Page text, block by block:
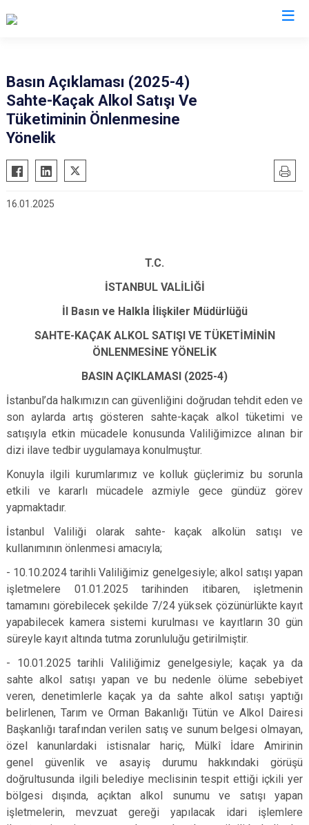
Basın Açıklaması (2025-4)
Sahte-Kaçak Alkol Satışı Ve
Tüketiminin Önlenmesine
Yönelik
16.01.2025
T.C.
İSTANBUL VALİLİĞİ
İl Basın ve Halkla İlişkiler Müdürlüğü
SAHTE-KAÇAK ALKOL SATIŞI VE TÜKETİMİNİN
ÖNLENMESİNE YÖNELİK
BASIN AÇIKLAMASI (2025-4)
İstanbul’da halkımızın can güvenliğini doğrudan tehdit eden ve
son aylarda artış gösteren sahte-kaçak alkol tüketimi ve
satışıyla etkin mücadele konusunda Valiliğimizce alınan bir
dizi ilave tedbir uygulamaya konulmuştur.
Konuyla ilgili kurumlarımız ve kolluk güçlerimiz bu sorunla
etkili ve kararlı mücadele azmiyle gece gündüz görev
yapmaktadır.
İstanbul Valiliği olarak sahte- kaçak alkolün satışı ve
kullanımının önlenmesi amacıyla;
- 10.10.2024 tarihli Valiliğimiz genelgesiyle; alkol satışı yapan
işletmelere 01.01.2025 tarihinden itibaren, işletmenin
tamamını görebilecek şekilde 7/24 yüksek çözünürlükte kayıt
yapabilecek kamera sistemi kurulması ve kayıtların 30 gün
süreyle kayıt altında tutma zorunluluğu getirilmiştir.
- 10.01.2025 tarihli Valiliğimiz genelgesiyle; kaçak ya da
sahte alkol satışı yapan ve bu nedenle ölüme sebebiyet
veren, denetimlerle kaçak ya da sahte alkol satışı yaptığı
belirlenen, Tarım ve Orman Bakanlığı Tütün ve Alkol Dairesi
Başkanlığı tarafından verilen satış ve sunum belgesi olmayan,
özel kanunlardaki istisnalar hariç, Mülkî İdare Amirinin
genel güvenlik ve asayiş durumu hakkındaki görüşü
doğrultusunda ilgili belediye meclisinin tespit ettiği içkili yer
bölgesi dışında, açıktan alkol sunumu ve satışı yapan
işletmelerin, mevzuat gereği yapılacak idari işlemlere